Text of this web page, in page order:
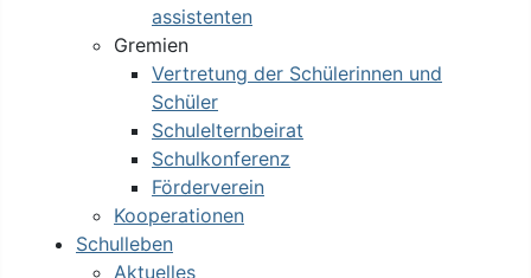
assistenten
Gremien
Vertretung der Schülerinnen und
Schüler
Schulelternbeirat
Schulkonferenz
Förderverein
Kooperationen
Schulleben
Aktuelles